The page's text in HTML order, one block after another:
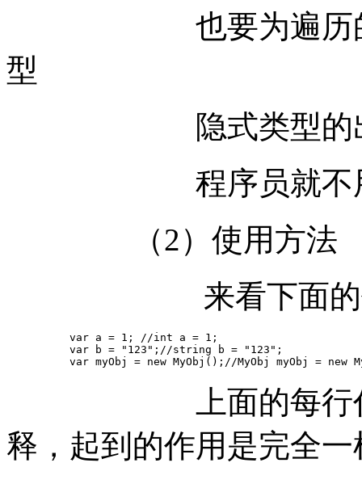
也要为遍历的集
型
隐式类型的出
程序员就不用再
（2）使用方法
来看下面
var a = 1; //int a = 1;
var b = "123";//string b = "123";
var myObj = new MyObj();//MyObj myObj = new
上面的每行代码
释，起到的作用是完全一